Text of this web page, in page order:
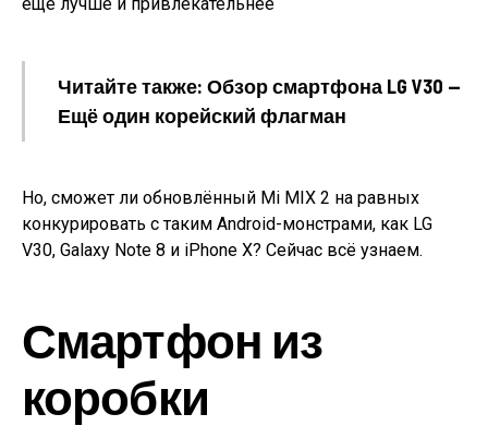
Читайте также: Обзор смартфона LG V30 —
Ещё один корейский флагман
Но, сможет ли обновлённый Mi MIX 2 на равных
конкурировать с таким Android-монстрами, как LG
V30, Galaxy Note 8 и iPhone X? Сейчас всё узнаем.
Смартфон из
коробки